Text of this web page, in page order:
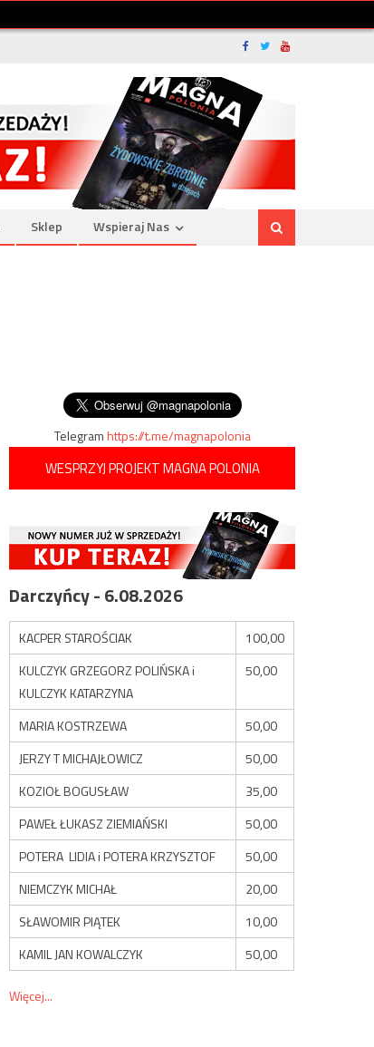
Sklep Wspieraj Nas
Telegramhttps://t.me/magnapolonia
WESPRZYJ PROJEKT MAGNA POLONIA
Darczyńcy - 6.08.2026
KACPER STAROŚCIAK
100,00
KULCZYK GRZEGORZ POLIŃSKA i
KULCZYK KATARZYNA
50,00
MARIA KOSTRZEWA
50,00
JERZY T MICHAJŁOWICZ
50,00
KOZIOŁ BOGUSŁAW
35,00
PAWEŁ ŁUKASZ ZIEMIAŃSKI
50,00
POTERA LIDIA i POTERA KRZYSZTOF
50,00
NIEMCZYK MICHAŁ
20,00
SŁAWOMIR PIĄTEK
10,00
KAMIL JAN KOWALCZYK
50,00
Więcej...